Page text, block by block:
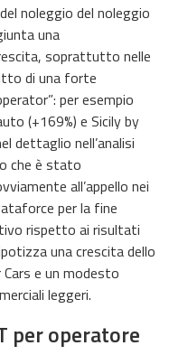
noleggio del noleggio
una
soprattutto nelle
di una forte
per esempio
(+169%) e Sicily by
dettaglio nell’analisi
che è stato
all’appello nei
per la fine
rispetto ai risultati
una crescita dello
e un modesto
leggeri.
per operatore